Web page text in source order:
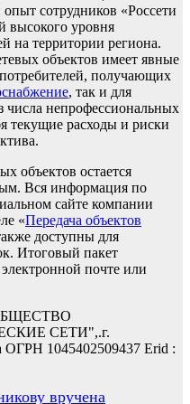
сотрудников «Россети
высокого уровня
на территории региона.
объектов имеет явные
получающих
, так и для
числа непрофессиональных
текущие расходы и риски
объектов остается
Вся информация по
сайте компании
«Передача объектов
доступны для
Итоговый пакет
почте или
СЕТИ",.г.
ОГРН 1045402509437 Erid :
вручена